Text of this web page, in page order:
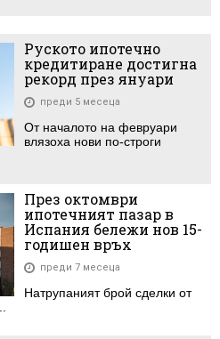
Руското ипотечно
кредитиране достигна
рекорд през януари
преди 5 месеца
От началото на февруари
влязоха нови по-строги
През октомври
ипотечният пазар в
Испания бележи нов 15-
годишен връх
преди 7 месеца
Натрупаният брой сделки от